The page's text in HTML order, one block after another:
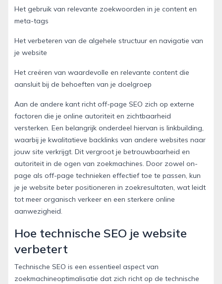
Het gebruik van relevante zoekwoorden in je content en
meta-tags
Het verbeteren van de algehele structuur en navigatie van
je website
Het creëren van waardevolle en relevante content die
aansluit bij de behoeften van je doelgroep
Aan de andere kant richt off-page SEO zich op externe
factoren die je online autoriteit en zichtbaarheid
versterken. Een belangrijk onderdeel hiervan is linkbuilding,
waarbij je kwalitatieve backlinks van andere websites naar
jouw site verkrijgt. Dit vergroot je betrouwbaarheid en
autoriteit in de ogen van zoekmachines. Door zowel on-
page als off-page technieken effectief toe te passen, kun
je je website beter positioneren in zoekresultaten, wat leidt
tot meer organisch verkeer en een sterkere online
aanwezigheid.
Hoe technische SEO je website
verbetert
Technische SEO is een essentieel aspect van
zoekmachineoptimalisatie dat zich richt op de technische